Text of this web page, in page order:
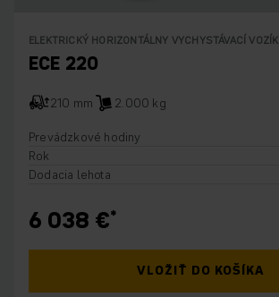
ELEKTRICKÝ HORIZONTÁLNY VYCHYSTÁVACÍ VOZÍK
ECE 220
210 mm
2.000 kg
Prevádzkové hodiny
Rok
Dodacia lehota
6 038 €
VLOŽIŤ DO KOŠÍKA